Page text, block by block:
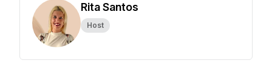
Rita Santos
Host